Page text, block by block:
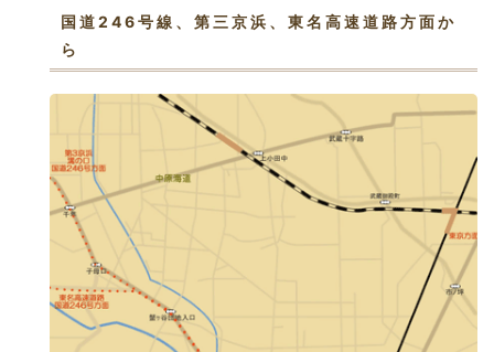
国道246号線、第三京浜、東名高速道路方面か
ら